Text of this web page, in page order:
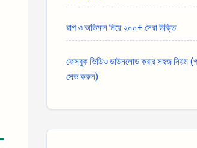
রাগ ও অভিমান নিয়ে ২০০+ সেরা উক্তি
ফেসবুক ভিডিও ডাউনলোড করার সহজ নিয়ম
সেভ করুন)